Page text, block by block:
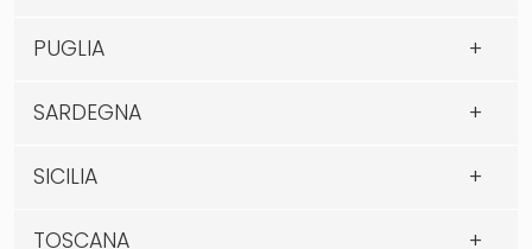
PUGLIA
SARDEGNA
SICILIA
TOSCANA